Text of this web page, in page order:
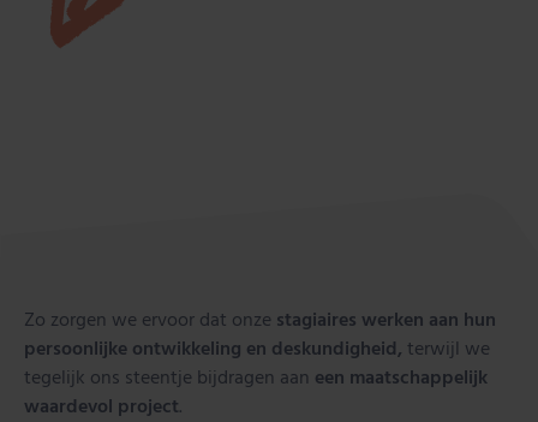
Zo zorgen we ervoor dat onze stagiaires werken aan hun
persoonlijke ontwikkeling en deskundigheid, terwijl we
tegelijk ons steentje bijdragen aan een maatschappelijk
waardevol project.